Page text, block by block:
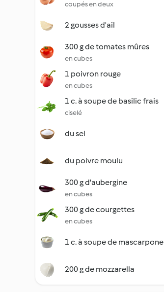
coupés en deux
2 gousses d'ail
300 g de tomates mûres
en cubes
1 poivron rouge
en cubes
1 c. à soupe de basilic frais
ciselé
du sel
du poivre moulu
300 g d'aubergine
en cubes
300 g de courgettes
en cubes
1 c. à soupe de mascarpone
200 g de mozzarella